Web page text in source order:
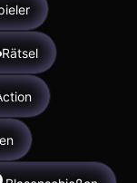
Rätsel